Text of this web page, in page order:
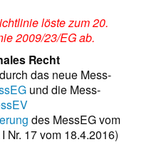
löste zum 20.
2009/23/EG ab.
Recht
durch das neue Mess-
und die Mess-
des MessEG vom
Nr. 17 vom 18.4.2016)